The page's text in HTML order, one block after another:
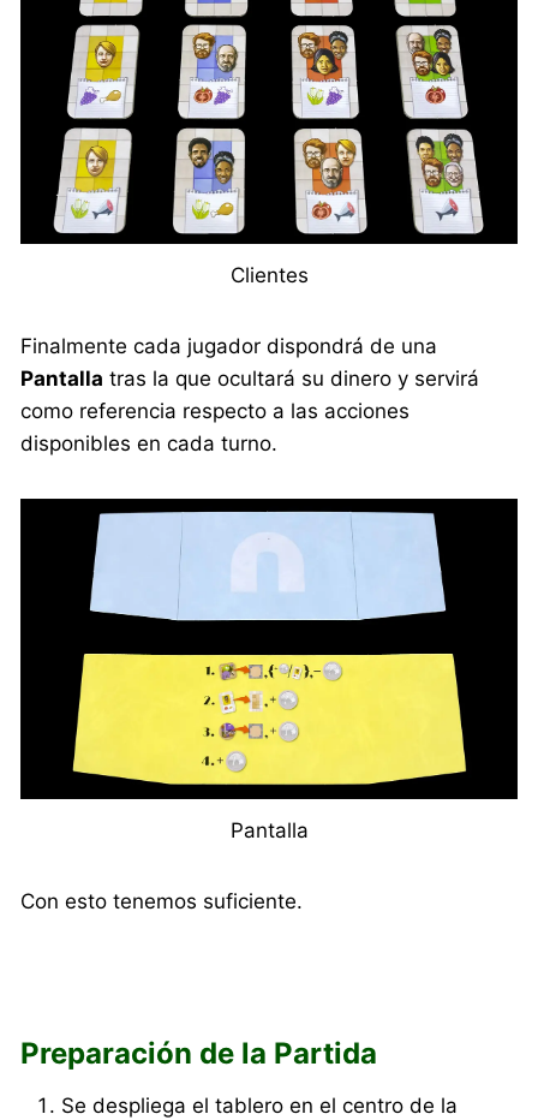
Clientes
Finalmente cada jugador dispondrá de una
Pantalla tras la que ocultará su dinero y servirá
como referencia respecto a las acciones
disponibles en cada turno.
Pantalla
Con esto tenemos suficiente.
Preparación de la Partida
Se despliega el tablero en el centro de la